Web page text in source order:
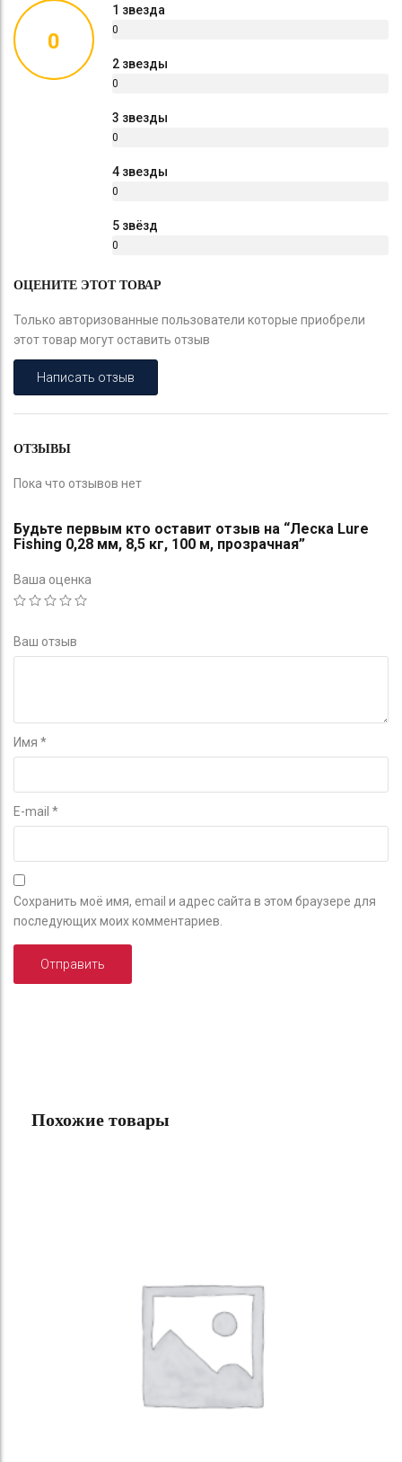
0
1 звезда
0
2 звезды
0
3 звезды
0
4 звезды
0
5 звёзд
0
ОЦЕНИТЕ ЭТОТ ТОВАР
Только авторизованные пользователи которые приобрели
этот товар могут оставить отзыв
Написать отзыв
ОТЗЫВЫ
Пока что отзывов нет
Будьте первым кто оставит отзыв на “Леска Lure
Fishing 0,28 мм, 8,5 кг, 100 м, прозрачная”
Ваша оценка
Ваш отзыв
Имя *
E-mail *
Сохранить моё имя, email и адрес сайта в этом браузере для
последующих моих комментариев.
Похожие товары